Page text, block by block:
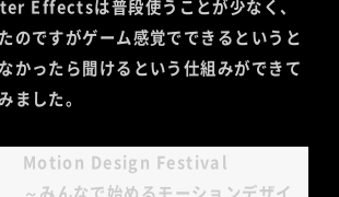
Effectsは普段使うことが少なく、
のですがゲーム感覚でできるというと
かったら聞けるという仕組みができて
ました。
Motion Design Festival